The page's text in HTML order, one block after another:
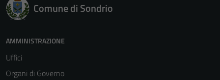
Comune di Sondrio
AMMINISTRAZIONE
Uffici
Organi di Governo